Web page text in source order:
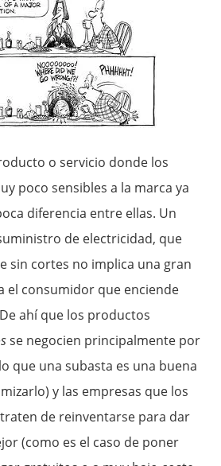
o servicio donde los
poco sensibles a la marca ya
diferencia entre ellas. Un
de electricidad, que
sin cortes no implica una gran
el consumidor que enciende
ahí que los productos
se negocien principalmente por
que una subasta es una buena
y las empresas que los
de reinventarse para dar
(como es el caso de poner